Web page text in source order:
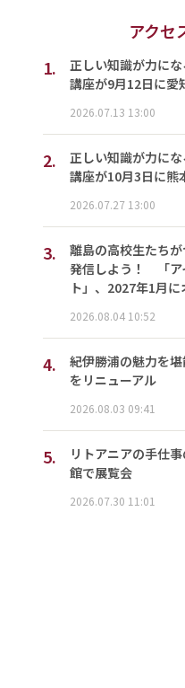
アクセ
1.
正しい知識が力に
講座が9月12日に愛
2026.07.13 13:00
2.
正しい知識が力に
講座が10月3日に熊
2026.07.27 13:00
3.
離島の高校生たち
発信しよう！ 「ア
ト」、2027年1月
2026.08.04 10:52
4.
紀伊勝浦の魅力を
をリニューアル
2026.08.03 09:41
5.
リトアニアの手仕
館で展覧会
2026.07.30 11:01